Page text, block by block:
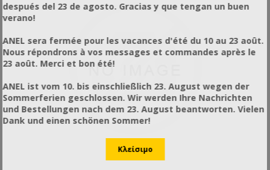
después del 23 de agosto. Gracias y que tengan un buen
verano!
ANEL sera fermée pour les vacances d'été du 10 au 23 août.
Nous répondrons à vos messages et commandes après le
23 août. Merci et bon été!
ANEL ist vom 10. bis einschließlich 23. August wegen der
Sommerferien geschlossen. Wir werden Ihre Nachrichten
und Bestellungen nach dem 23. August beantworten. Vielen
Dank und einen schönen Sommer!